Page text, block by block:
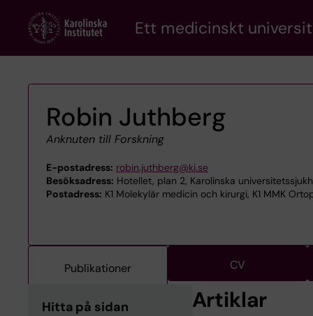
content
Ett medicinskt
Robin Juthberg
Anknuten till Forskning
E-postadress: robin.juthberg@ki.se
Besöksadress: Hotellet, plan 2, Karolinska
Postadress: K1 Molekylär medicin och kirurgi, K1 MMK
Publikationer CV
Hitta på sidan Artiklar